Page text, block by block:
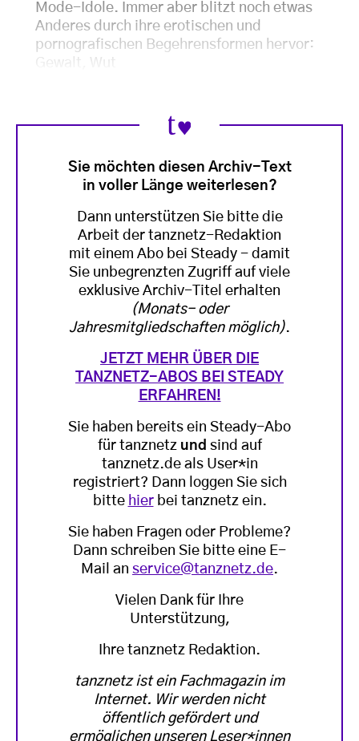
Mode-Idole. Immer aber blitzt noch etwas
Anderes durch ihre erotischen und
pornografischen Begehrensformen hervor:
Gewalt, Wut
Sie möchten diesen Archiv-Text
in voller Länge weiterlesen?
Dann unterstützen Sie bitte die
Arbeit der tanznetz-Redaktion
mit einem Abo bei Steady - damit
Sie unbegrenzten Zugriff auf viele
exklusive Archiv-Titel erhalten
(Monats- oder
Jahresmitgliedschaften möglich).
JETZT MEHR ÜBER DIE
TANZNETZ-ABOS BEI STEADY
ERFAHREN!
Sie haben bereits ein Steady-Abo
für tanznetz und sind auf
tanznetz.de als User*in
registriert? Dann loggen Sie sich
bitte hierbei tanznetz ein.
Sie haben Fragen oder Probleme?
Dann schreiben Sie bitte eine E-
Mail an service@tanznetz.de.
Vielen Dank für Ihre
Unterstützung,
Ihre tanznetz Redaktion.
tanznetz ist ein Fachmagazin im
Internet. Wir werden nicht
öffentlich gefördert und
ermöglichen unseren Leser*innen